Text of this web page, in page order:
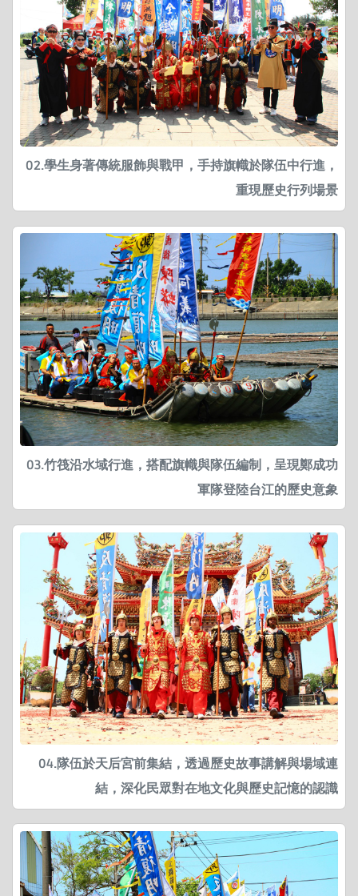
02.學生身著傳統服飾與戰甲，手持旗幟於隊伍中行進，
重現歷史行列場景
03.竹筏沿水域行進，搭配旗幟與隊伍編制，呈現鄭成功
軍隊登陸台江的歷史意象
04.隊伍於天后宮前集結，透過歷史故事講解與場域連
結，深化民眾對在地文化與歷史記憶的認識